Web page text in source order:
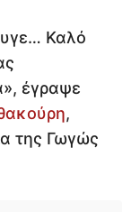
Καλό
έγραψε
,
της Γωγώς